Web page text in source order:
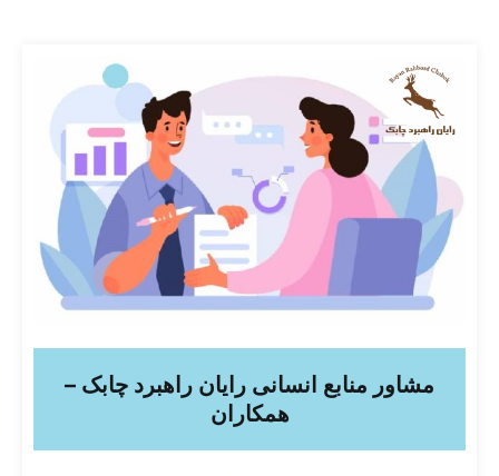
مشاور منابع انسانی رایان راهبرد چابک –
همکاران